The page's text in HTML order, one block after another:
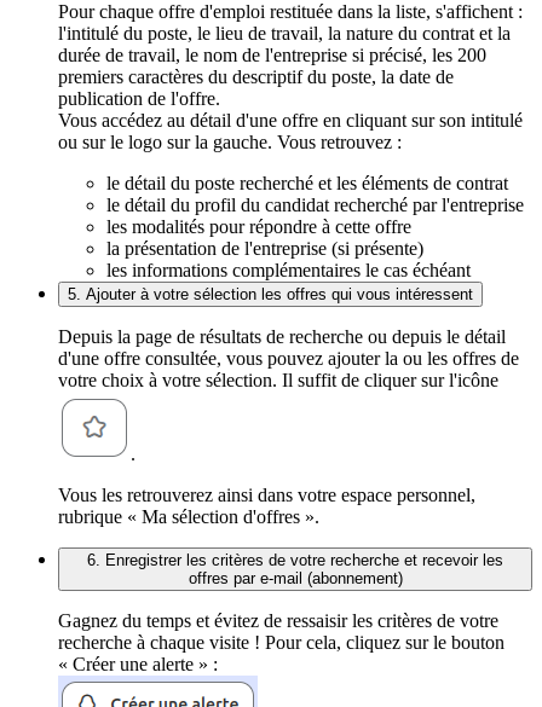
Pour chaque offre d'emploi restituée dans la liste, s'affichent :
l'intitulé du poste, le lieu de travail, la nature du contrat et la
durée de travail, le nom de l'entreprise si précisé, les 200
premiers caractères du descriptif du poste, la date de
publication de l'offre.
Vous accédez au détail d'une offre en cliquant sur son intitulé
ou sur le logo sur la gauche. Vous retrouvez :
le détail du poste recherché et les éléments de contrat
le détail du profil du candidat recherché par l'entreprise
les modalités pour répondre à cette offre
la présentation de l'entreprise (si présente)
les informations complémentaires le cas échéant
5. Ajouter à votre sélection les offres qui vous intéressent
Depuis la page de résultats de recherche ou depuis le détail
d'une offre consultée, vous pouvez ajouter la ou les offres de
votre choix à votre sélection. Il suffit de cliquer sur l'icône
.
Vous les retrouverez ainsi dans votre espace personnel,
rubrique « Ma sélection d'offres ».
6. Enregistrer les critères de votre recherche et recevoir les
offres par e-mail (abonnement)
Gagnez du temps et évitez de ressaisir les critères de votre
recherche à chaque visite ! Pour cela, cliquez sur le bouton
« Créer une alerte » :